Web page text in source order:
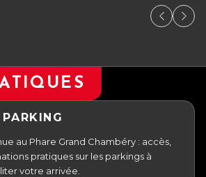
au Phare Grand Chambéry : accès,
pratiques sur les parkings à
votre arrivée.